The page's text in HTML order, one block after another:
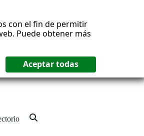
con el fin de permitir
Puede obtener más